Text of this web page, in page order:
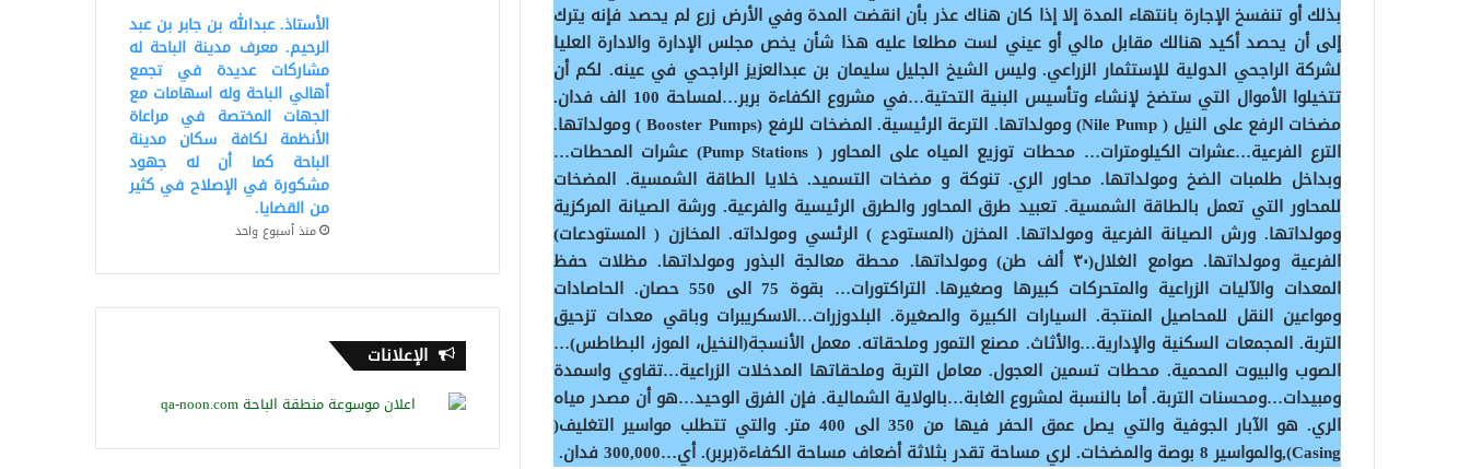
بذلك أو تنفسخ الإجارة بانتهاء المدة إلا إذا كان هناك عذر بأن انقضت المدة وفي الأرض زرع لم يحصد فإنه يترك
إلى أن يحصد أكيد هنالك مقابل مالي أو عيني لست مطلعا عليه هذا شأن يخص مجلس الإدارة والادارة العليا
لشركة الراجحي الدولية للإستثمار الزراعي. وليس الشيخ الجليل سليمان بن عبدالعزيز الراجحي في عينه. لكم أن
تتخيلوا الأموال التي ستضخ لإنشاء وتأسيس البنية التحتية…في مشروع الكفاءة بربر…لمساحة 100 الف فدان.
مضخات الرفع على النيل ( Nile Pump) ومولداتها. الترعة الرئيسية. المضخات للرفع (Booster Pumps ) ومولداتها.
الترع الفرعية…عشرات الكيلومترات… محطات توزيع المياه على المحاور ( Pump Stations) عشرات المحطات…
وبداخل طلمبات الضخ ومولداتها. محاور الري. تنوكة و مضخات التسميد. خلايا الطاقة الشمسية. المضخات
للمحاور التي تعمل بالطاقة الشمسية. تعبيد طرق المحاور والطرق الرئيسية والفرعية. ورشة الصيانة المركزية
ومولداتها. ورش الصيانة الفرعية ومولداتها. المخزن (المستودع ) الرئسي ومولداته. المخازن ( المستودعات)
الفرعية ومولداتها. صوامع الغلال(٣٠ ألف طن) ومولداتها. محطة معالجة البذور ومولداتها. مظلات حفظ
المعدات والآليات الزراعية والمتحركات كبيرها وصغيرها. التراكتورات… بقوة 75 الى 550 حصان. الحاصادات
ومواعين النقل للمحاصيل المنتجة. السيارات الكبيرة والصغيرة. البلدوزرات…الاسكريبرات وباقي معدات تزحيق
التربة. المجمعات السكنية والإدارية…والأثاث. مصنع التمور وملحقاته. معمل الأنسجة(النخيل، الموز، البطاطس)…
الصوب والبيوت المحمية. محطات تسمين العجول. معامل التربة وملحقاتها المدخلات الزراعية…تقاوي واسمدة
ومبيدات…ومحسنات التربة. أما بالنسبة لمشروع الغابة…بالولاية الشمالية. فإن الفرق الوحيد…هو أن مصدر مياه
الري. هو الآبار الجوفية والتي يصل عمق الحفر فيها من 350 الى 400 متر. والتي تتطلب مواسير التغليف(
Casing),والمواسير 8 بوصة والمضخات. لري مساحة تقدر بثلاثة أضعاف مساحة الكفاءة(بربر). أي…300,000 فدان.
الأستاذ. عبدالله بن جابر بن عبد
الرحيم. معرف مدينة الباحة له
مشاركات عديدة في تجمع
أهالي الباحة وله اسهامات مع
الجهات المختصة في مراعاة
الأنظمة لكافة سكان مدينة
الباحة كما أن له جهود
مشكورة في الإصلاح في كثير
من القضايا.
منذ أسبوع واحد
الإعلانات